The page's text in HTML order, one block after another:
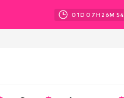
01D 07H 26M 53